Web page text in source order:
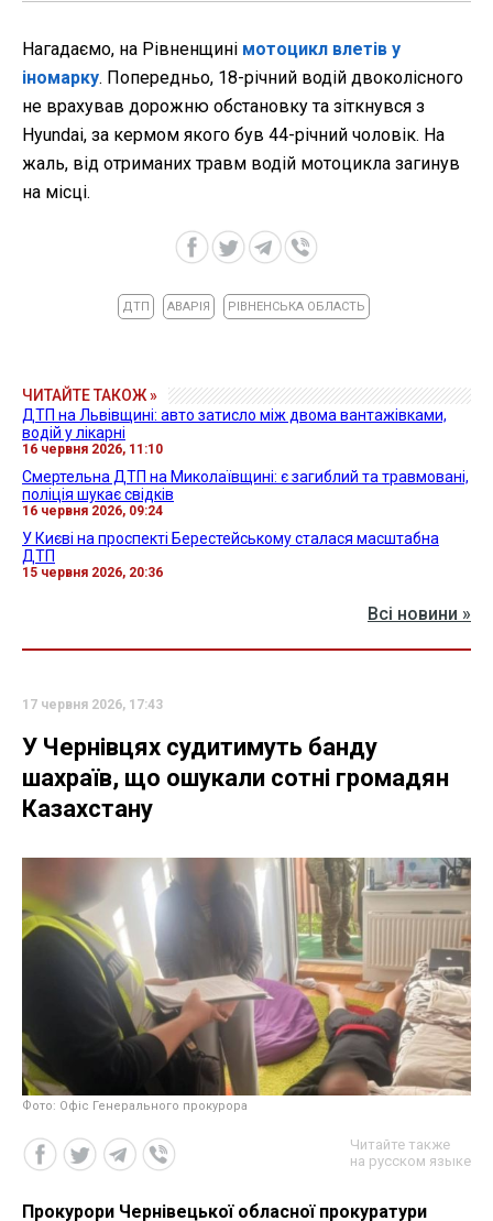
Нагадаємо, на Рівненщині мотоцикл влетів у
іномарку. Попередньо, 18-річний водій двоколісного
не врахував дорожню обстановку та зіткнувся з
Hyundai, за кермом якого був 44-річний чоловік. На
жаль, від отриманих травм водій мотоцикла загинув
на місці.
ДТП АВАРІЯ РІВНЕНСЬКА ОБЛАСТЬ
ЧИТАЙТЕ ТАКОЖ »
ДТП на Львівщині: авто затисло між двома вантажівками,
водій у лікарні
16 червня 2026, 11:10
Смертельна ДТП на Миколаївщині: є загиблий та травмовані,
поліція шукає свідків
16 червня 2026, 09:24
У Києві на проспекті Берестейському сталася масштабна
ДТП
15 червня 2026, 20:36
Всі новини »
17 червня 2026, 17:43
У Чернівцях судитимуть банду
шахраїв, що ошукали сотні громадян
Казахстану
Фото: Офіс Генерального прокурора
Читайте также
на русском языке
Прокурори Чернівецької обласної прокуратури